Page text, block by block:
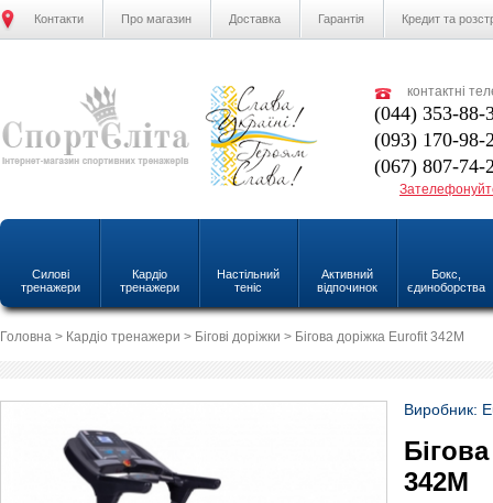
Контакти Про магазин Доставка Гарантія Кредит та
контактні
(044) 353-88-
(093) 170-98-
(067) 807-74-
Силові
тренажери
Кардіо
тренажери
Настільний
теніс
Активний
відпочинок
Бокс,
єдиноборства
Головна > Кардіо тренажери > Бігові доріжки > Бігова доріжка Eurofit 342M
Виробник:
342M